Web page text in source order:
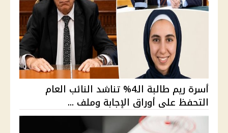
أسرة ريم طالبة الـ4% تناشد النائب العام
التحفظ على أوراق الإجابة وملف ...